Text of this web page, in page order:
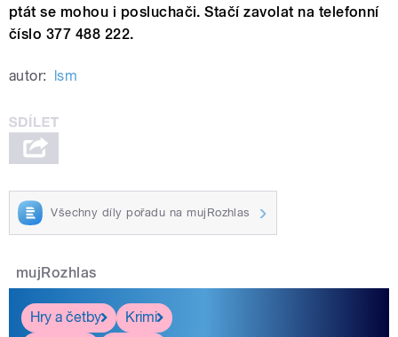
ptát se mohou i posluchači. Stačí zavolat na telefonní
číslo 377 488 222.
autor: lsm
Všechny díly pořadu na mujRozhlas
mujRozhlas
Hry a četby
Krimi